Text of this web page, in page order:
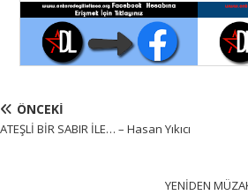
ÖNCEKI
ATEŞLİ BİR SABIR İLE… – Hasan Yıkıcı
YENİDEN